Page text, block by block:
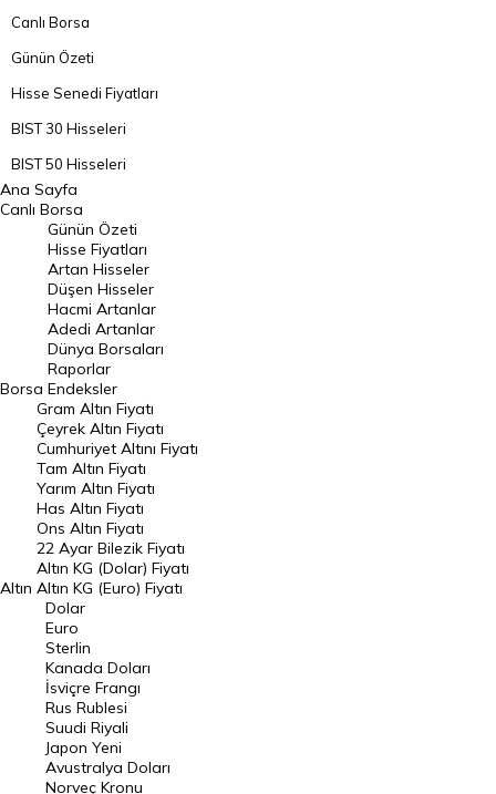
Canlı Borsa
Günün Özeti
Hisse Senedi Fiyatları
BIST 30 Hisseleri
BIST 50 Hisseleri
BIST 100 Hisseleri
En Çok Artan Hisseler
En Çok Düşen Hisseler
Hacmi Artanlar
Geçmiş Kapanışlar
Dünya Borsaları
Raporlar
Endeksler
DÖVİZ
Döviz Kuru
Dolar Kuru
Euro Kuru
Pound Kuru
Frank Kuru
Riyal Kuru
Avustralya Doları
Danimarka Kronu Kuru
Ana Sayfa
Canlı Borsa
Borsa
Günün Özeti
Hisse Fiyatları
Artan Hisseler
Düşen Hisseler
Hacmi Artanlar
Adedi Artanlar
Dünya Borsaları
Raporlar
Endeksler
Altın
Gram Altın Fiyatı
Çeyrek Altın Fiyatı
Cumhuriyet Altını Fiyatı
Tam Altın Fiyatı
Yarım Altın Fiyatı
Has Altın Fiyatı
Ons Altın Fiyatı
22 Ayar Bilezik Fiyatı
Altın KG (Dolar) Fiyatı
Altın KG (Euro) Fiyatı
Dolar
Euro
Sterlin
Kanada Doları
İsviçre Frangı
Rus Rublesi
Suudi Riyali
Japon Yeni
Avustralya Doları
Norveç Kronu